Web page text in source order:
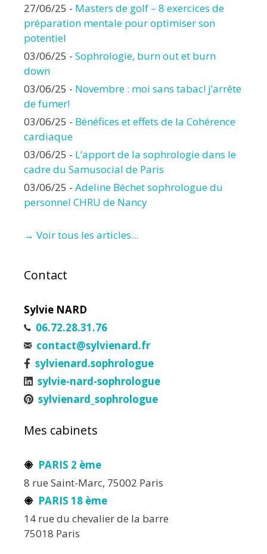
27/06/25 - Masters de golf – 8 exercices de
préparation mentale pour optimiser son
potentiel
03/06/25 - Sophrologie, burn out et burn
down
03/06/25 - Novembre : moi sans tabac! j’arrête
de fumer!
03/06/25 - Bénéfices et effets de la Cohérence
cardiaque
03/06/25 - L’apport de la sophrologie dans le
cadre du Samusocial de Paris
03/06/25 - Adeline Béchet sophrologue du
personnel CHRU de Nancy
→ Voir tous les articles...
Contact
Sylvie NARD
06.72.28.31.76
contact@sylvienard.fr
sylvienard.sophrologue
sylvie-nard-sophrologue
sylvienard_sophrologue
Mes cabinets
PARIS 2 ème
8 rue Saint-Marc, 75002 Paris
PARIS 18 ème
14 rue du chevalier de la barre
75018 Paris